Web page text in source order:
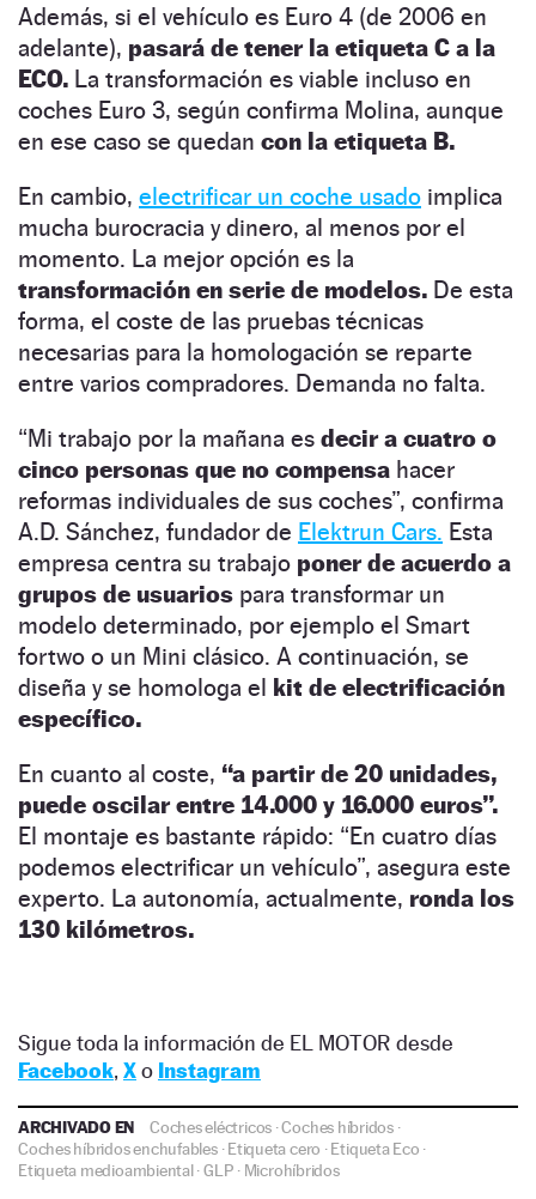
Además, si el vehículo es Euro 4 (de 2006 en
adelante), pasará de tener la etiqueta C a la
ECO. La transformación es viable incluso en
coches Euro 3, según confirma Molina, aunque
en ese caso se quedan con la etiqueta B.
En cambio, electrificar un coche usado implica
mucha burocracia y dinero, al menos por el
momento. La mejor opción es la
transformación en serie de modelos. De esta
forma, el coste de las pruebas técnicas
necesarias para la homologación se reparte
entre varios compradores. Demanda no falta.
“Mi trabajo por la mañana es decir a cuatro o
cinco personas que no compensa hacer
reformas individuales de sus coches”, confirma
A.D. Sánchez, fundador de Elektrun Cars. Esta
empresa centra su trabajo poner de acuerdo a
grupos de usuarios para transformar un
modelo determinado, por ejemplo el Smart
fortwo o un Mini clásico. A continuación, se
diseña y se homologa el kit de electrificación
específico.
En cuanto al coste, “a partir de 20 unidades,
puede oscilar entre 14.000 y 16.000 euros”.
El montaje es bastante rápido: “En cuatro días
podemos electrificar un vehículo”, asegura este
experto. La autonomía, actualmente, ronda los
130 kilómetros.
Sigue toda la información de EL MOTOR desde
Facebook, Xo Instagram
ARCHIVADO EN Coches eléctricos ·Coches híbridos·
Coches híbridos enchufables·Etiqueta cero ·Etiqueta Eco ·
Etiqueta medioambiental·GLP · Microhíbridos